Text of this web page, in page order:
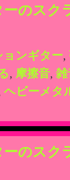
のスク
ンギター,
, 摩擦音, 雑
ヘビーメタ
のスク